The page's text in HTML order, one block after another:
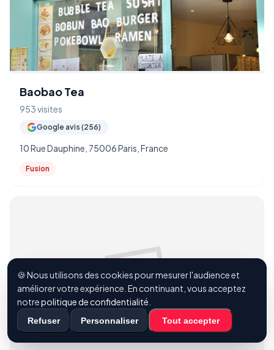
Baobao Tea
953 visites
Google avis (256)
10 Rue Dauphine, 75006 Paris, France
Fusion
🍪 Nous utilisons des cookies pour mesurer l'audience et
améliorer votre expérience. En continuant, vous acceptez
notrepolitique de confidentialité
Refuser Personnaliser Tout accepter